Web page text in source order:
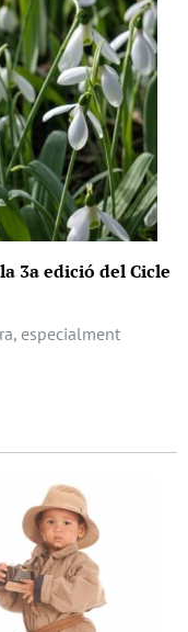
3a edició del Cicle
especialment